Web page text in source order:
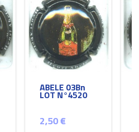
ABELE 03Bn
LOT N°4520
2,50 €